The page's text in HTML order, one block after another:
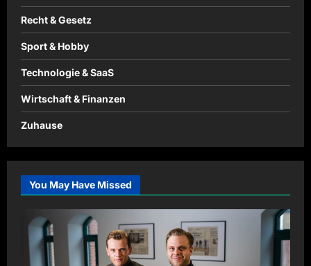
Recht & Gesetz
Sport & Hobby
Technologie & SaaS
Wirtschaft & Finanzen
Zuhause
You May Have Missed